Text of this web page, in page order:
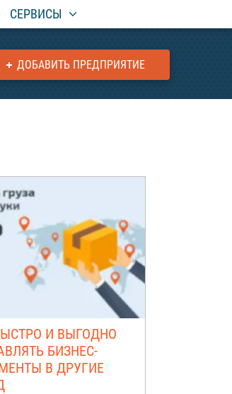
СЕРВИСЫ
ДОБАВИТЬ ПРЕДПРИЯТИЕ
И ВЫГОДНО
БИЗНЕС-
В ДРУГИЕ